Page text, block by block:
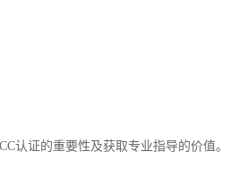
认证的重要性及获取专业指导的价值。